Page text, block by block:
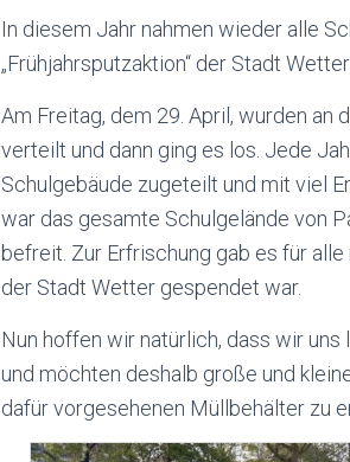
In diesem Jahr nahmen wieder alle
„Frühjahrsputzaktion“ der Stadt Wetter
Am Freitag, dem 29. April, wurden an
verteilt und dann ging es los. Jede
Schulgebäude zugeteilt und mit viel
war das gesamte Schulgelände von
befreit. Zur Erfrischung gab es für
der Stadt Wetter gespendet war.
Nun hoffen wir natürlich, dass wir
und möchten deshalb große und
dafür vorgesehenen Müllbehälter zu